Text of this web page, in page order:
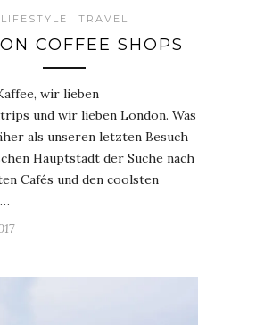
LIFESTYLE TRAVEL
COFFEE SHOPS
wir lieben
und wir lieben London. Was
als unseren letzten Besuch
Hauptstadt der Suche nach
Cafés und den coolsten